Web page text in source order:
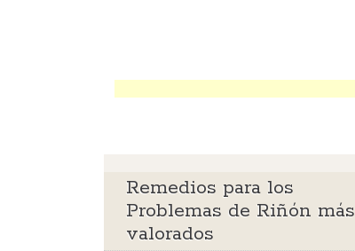
Remedios para los
Problemas de Riñón más
valorados